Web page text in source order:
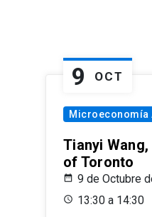
9 OCT
Microeconomía
Tianyi
of Toronto
9 de Octubre
13:30 a 14:30